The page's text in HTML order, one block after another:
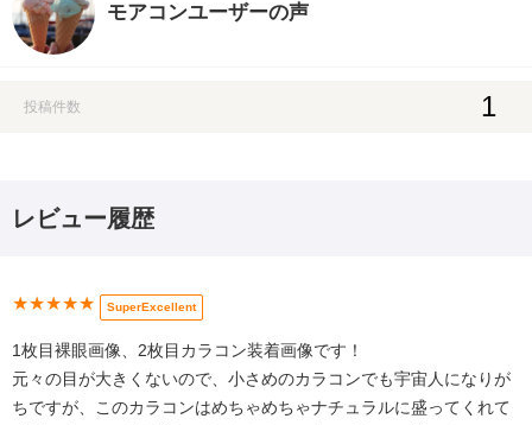
モアコンユーザーの声
投稿件数 1
レビュー履歴
★★★★★ SuperExcellent
1枚目裸眼画像、2枚目カラコン装着画像です！
元々の目が大きくないので、小さめのカラコンでも宇宙人になりが
ちですが、このカラコンはめちゃめちゃナチュラルに盛ってくれて